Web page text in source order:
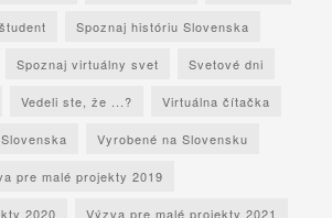
Spoznaj históriu Slovenska
Spoznaj virtuálny svet Svetové dni
Vedeli ste, že ...? Virtuálna čítačka
Vyrobené na Slovensku
pre malé projekty 2019
2020 Výzva pre malé projekty 2021